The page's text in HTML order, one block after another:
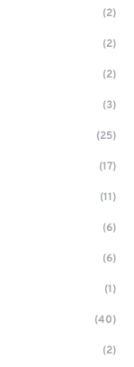
(2)
(2)
(2)
(3)
(25)
(17)
(11)
(6)
(6)
(1)
(40)
(2)